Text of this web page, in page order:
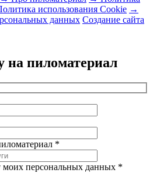
использования Cookie →
данных Создание сайта
на пиломатериал
*
моих персональных данных *